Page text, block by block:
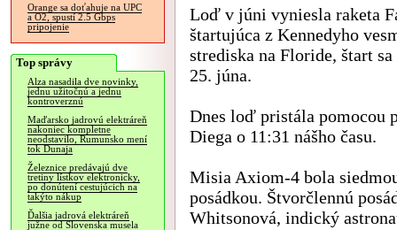
Orange sa doťahuje na UPC
a O2, spustí 2.5 Gbps
pripojenie
Top správy
Alza nasadila dve novinky,
jednu užitočnú a jednu
kontroverznú
Maďarsko jadrovú elektráreň
nakoniec kompletne
neodstavilo, Rumunsko mení
tok Dunaja
Železnice predávajú dve
tretiny lístkov elektronicky,
po donútení cestujúcich na
takýto nákup
Ďalšia jadrová elektráreň
južne od Slovenska musela
Loď v júni vyniesla raketa
štartujúca z Kennedyho
strediska na Floride, štart
25. júna.
Dnes loď pristála pomocou
Diega o 11:31 nášho času.
Misia Axiom-4 bola
posádkou. Štvorčlennú
Whitsonová, indický